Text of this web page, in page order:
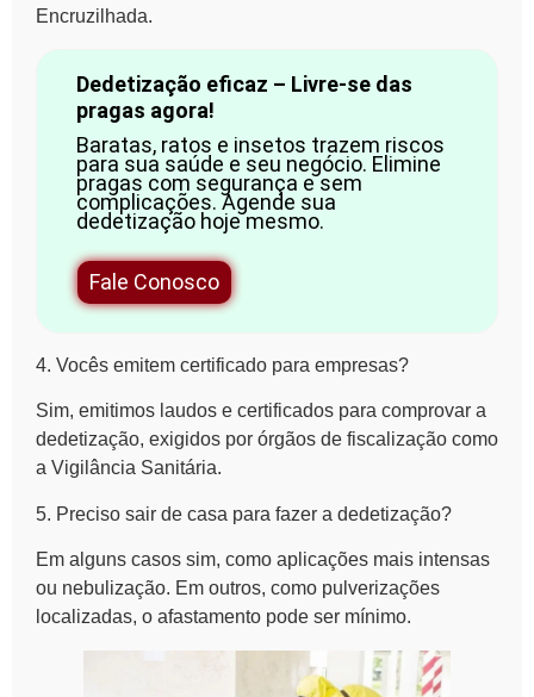
Encruzilhada.
Dedetização eficaz – Livre-se das
pragas agora!
Baratas, ratos e insetos trazem riscos
para sua saúde e seu negócio. Elimine
pragas com segurança e sem
complicações. Agende sua
dedetização hoje mesmo.
Fale Conosco
4. Vocês emitem certificado para empresas?
Sim, emitimos laudos e certificados para comprovar a
dedetização, exigidos por órgãos de fiscalização como
a Vigilância Sanitária.
5. Preciso sair de casa para fazer a dedetização?
Em alguns casos sim, como aplicações mais intensas
ou nebulização. Em outros, como pulverizações
localizadas, o afastamento pode ser mínimo.